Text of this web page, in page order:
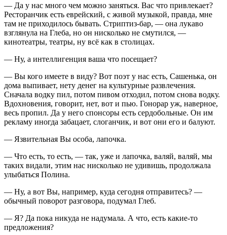
— Да у нас много чем можно заняться. Вас что привлекает?
Ресторанчик есть еврейский, с живой музыкой, правда, мне
там не приходилось бывать. Стриптиз-бар, — она лукаво
взглянула на Глеба, но он нисколько не смутился, —
кинотеатры, театры, ну всё как в столицах.
— Ну, а интеллигенция ваша что посещает?
— Вы кого имеете в виду? Вот поэт у нас есть, Сашенька, он
дома выпивает, нету денег на культурные развлечения.
Сначала водку пил, потом пивом отходил, потом снова водку.
Вдохновения, говорит, нет, вот и пью. Гонорар уж, наверное,
весь пропил. Да у него спонсоры есть сердобольные. Он им
рекламу иногда забацает, слоганчик, и вот они его и балуют.
— Язвительная Вы особа, лапочка.
— Что есть, то есть, — так, уже и лапочка, валяй, валяй, мы
таких видали, этим нас нисколько не удивишь, продолжала
улыбаться Полина.
— Ну, а вот Вы, например, куда сегодня отправитесь? —
обычный поворот разговора, подумал Глеб.
— Я? Да пока никуда не надумала. А что, есть какие-то
предложения?